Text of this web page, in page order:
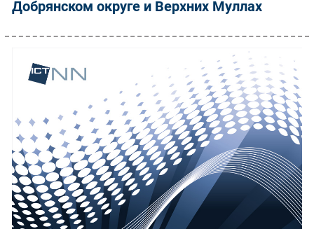
Добрянском округе и Верхних Муллах